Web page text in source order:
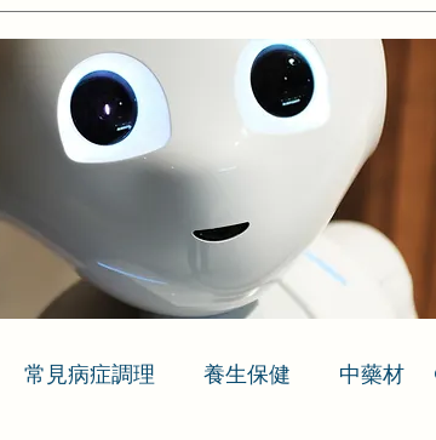
常見病症調理 養生保健 中藥材